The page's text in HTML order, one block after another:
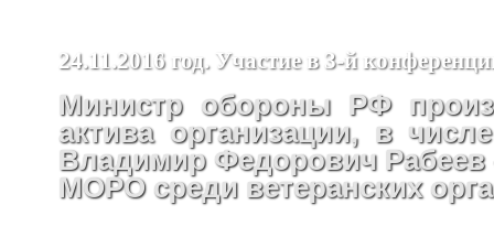
24.11.2016 год. Участие в 3-й
Министр обороны РФ
актива организации, в
Владимир Федорович Рабеев
МОРО среди ветеранских